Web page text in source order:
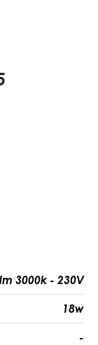
3000k - 230V
18w
-